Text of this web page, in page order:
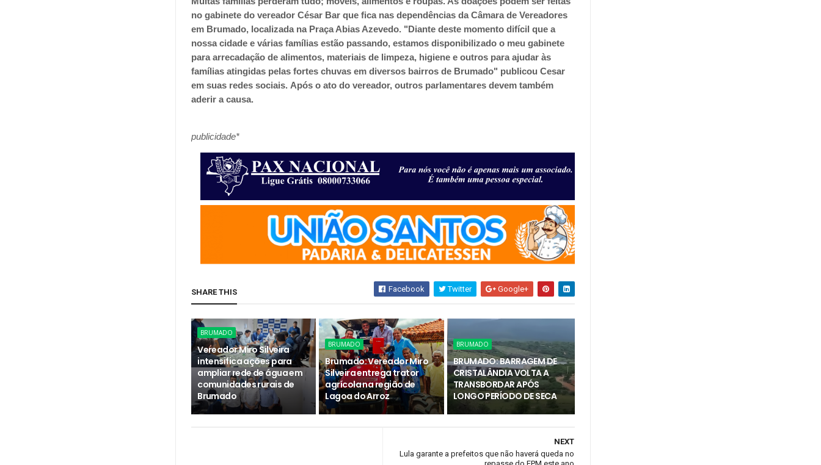
no gabinete do vereador César Bar que fica nas dependências da Câmara de Vereadores
em Brumado, localizada na Praça Abias Azevedo. "Diante deste momento difícil que a
nossa cidade e várias famílias estão passando, estamos disponibilizado o meu gabinete
para arrecadação de alimentos, materiais de limpeza, higiene e outros para ajudar às
famílias atingidas pelas fortes chuvas em diversos bairros de Brumado" publicou Cesar
em suas redes sociais. Após o ato do vereador, outros parlamentares devem também
aderir a causa.
publicidade*
SHARE THIS Facebook Twitter Google+
BRUMADO
Vereador Miro Silveira
intensifica ações para
ampliar rede de água em
comunidades rurais de
Brumado
BRUMADO
Brumado: Vereador Miro
Silveira entrega trator
agrícola na região de
Lagoa do Arroz
BRUMADO
BRUMADO: BARRAGEM DE
CRISTALÂNDIA VOLTA A
TRANSBORDAR APÓS
LONGO PERÍODO DE SECA
NEXT
Lula garante a prefeitos que não haverá queda no